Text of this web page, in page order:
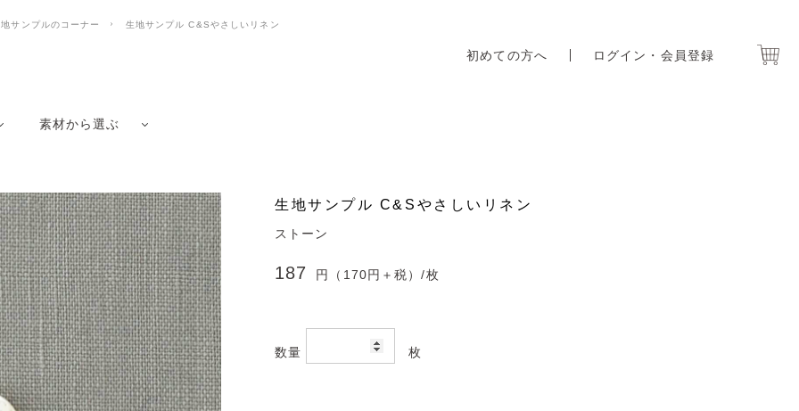
サンプルのコーナー 生地サンプル C&Sやさしいリネン
初めての方へ ログイン・会員登録
素材から選ぶ
生地サンプル C&Sやさしいリネン
ストーン
187 円（170円＋税）/枚
数量 枚